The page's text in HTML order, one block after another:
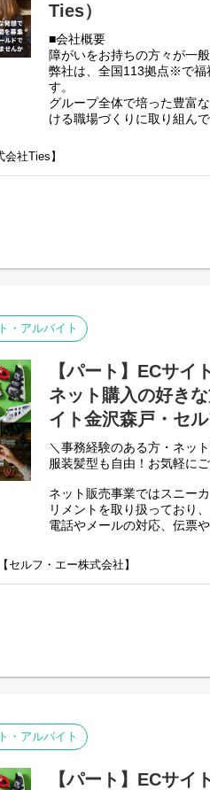
責任者の業務内容は他社さんと比
代理請求を導入していますので利
を含めた必要な様々な書類は管理
書類のサポートも会社として行っ
Ties）
■会社概要
障がいをお持ちの方々が一
弊社は、全国113拠点※で福
す。
グループ全体で培った豊富
ける職場づくりに取り組んで
弊社グループでは主に以下
【就労継続支援A型事業所】
⇒障がい者の方々とは非雇
こちらの求人は事業所配置
責任者を募集しています。
本部に所属して直営店事業
出張が多くなりますので待
また直営店事業所でサビ管
ともあります。
直営店事業所、加盟店事業
・利用者さん、ご両親、外
・相談員、事業所支援員と
・その他、付随する業務
弊社グループのサービス管
負荷を減らす工夫をしてお
・支援費請求は行いません
・個別支援計画、ケース記
社Ties】
・アルバイト
【パート】ECサイ
ネット購入の好き
イト金沢森戸・セ
＼事務経験のある方・ネッ
服装髪型も自由！お気軽に
ネット販売事業ではスニー
リメントを取り扱っており、
電話やメールの対応、伝票
■セルフ・エ一の強み
福祉的就労場所（就労継続
い”を引き出します。
その他にもEC事業やスニー
社員や障がい者の自己実現
セルフ・エー株式会社】
・アルバイト
【パート】ECサイ